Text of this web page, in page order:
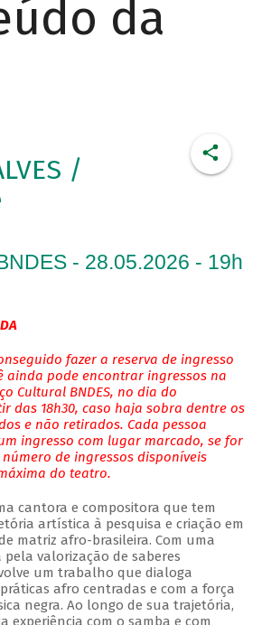
da
/
- 28.05.2026 - 19h
fazer a reserva de ingresso
ainda pode encontrar ingressos na
Cultural BNDES, no dia do
das 18h30, caso haja sobra dentre os
e não retirados. Cada pessoa
ingresso com lugar marcado, se for
de ingressos disponíveis
do teatro.
cantora e compositora que tem
artística à pesquisa e criação em
matriz afro-brasileira. Com uma
valorização de saberes
um trabalho que dialoga
afro centradas e com a força
negra. Ao longo de sua trajetória,